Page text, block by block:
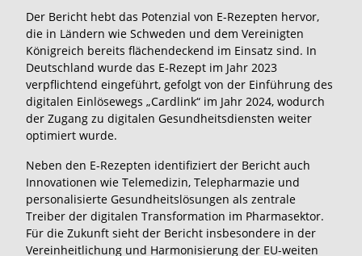
Der Bericht hebt das Potenzial von E-Rezepten hervor,
die in Ländern wie Schweden und dem Vereinigten
Königreich bereits flächendeckend im Einsatz sind. In
Deutschland wurde das E-Rezept im Jahr 2023
verpflichtend eingeführt, gefolgt von der Einführung des
digitalen Einlösewegs „Cardlink“ im Jahr 2024, wodurch
der Zugang zu digitalen Gesundheitsdiensten weiter
optimiert wurde.
Neben den E-Rezepten identifiziert der Bericht auch
Innovationen wie Telemedizin, Telepharmazie und
personalisierte Gesundheitslösungen als zentrale
Treiber der digitalen Transformation im Pharmasektor.
Für die Zukunft sieht der Bericht insbesondere in der
Vereinheitlichung und Harmonisierung der EU-weiten